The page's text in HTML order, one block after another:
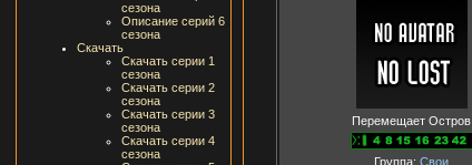
сезона
Описание серий 6
сезона
Скачать
Скачать серии 1
сезона
Скачать серии 2
сезона
Скачать серии 3
сезона
Скачать серии 4
сезона
Перемещает Остров
Группа: Свои